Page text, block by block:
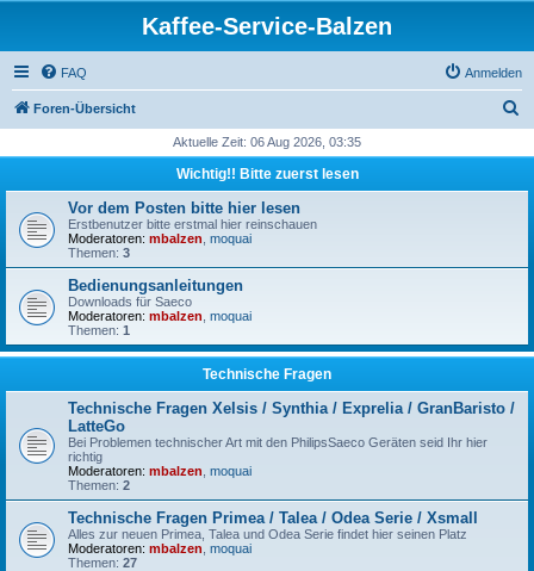
Kaffee-Service-Balzen
FAQ Anmelden
Foren-Übersicht
h
Aktuelle Zeit: 06 Aug 2026, 03:35
Wichtig!! Bitte zuerst lesen
Vor dem Posten bitte hier lesen
Erstbenutzer bitte erstmal hier reinschauen
Moderatoren: mbalzen moquai
Themen: 3
Bedienungsanleitungen
Downloads für Saeco
Moderatoren: mbalzen moquai
Themen: 1
Technische Fragen
Technische Fragen Xelsis / Synthia / Exprelia / GranBaristo /
LatteGo
Bei Problemen technischer Art mit den PhilipsSaeco Geräten seid Ihr hier
richtig
Moderatoren: mbalzen moquai
Themen: 2
Technische Fragen Primea / Talea / Odea Serie / Xsmall
Alles zur neuen Primea, Talea und Odea Serie findet hier seinen Platz
Moderatoren: mbalzen moquai
Themen: 27